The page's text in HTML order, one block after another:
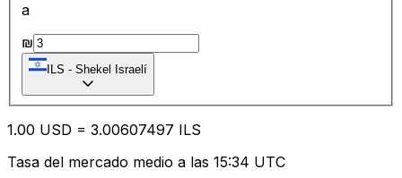
a
₪
ILS - Shekel Israelí
1.00 USD = 3.00607497 ILS
Tasa del mercado medio a las 15:34 UTC